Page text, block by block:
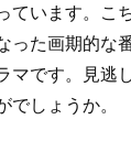
ています。こ
った画期的な
マです。見逃
しょうか。